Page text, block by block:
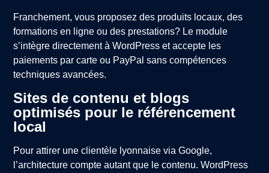
Franchement, vous proposez des produits locaux, des
formations en ligne ou des prestations? Le module
s’intègre directement à WordPress et accepte les
paiements par carte ou PayPal sans compétences
techniques avancées.
Sites de contenu et blogs
optimisés pour le référencement
local
Pour attirer une clientèle lyonnaise via Google,
l’architecture compte autant que le contenu. WordPress